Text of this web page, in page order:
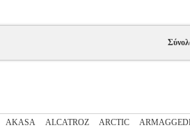
AKASA ALCATROZ ARCTIC